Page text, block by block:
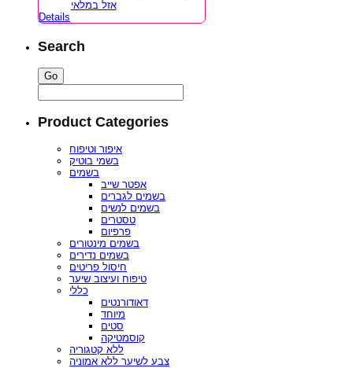
אזל במלאי
Details
Search
Product Categories
איפור וטיפוח
בשמי בוטיק
בשמים
אפטר שייב
בשמים לגברים
בשמים לנשים
טסטרים
פרפיום
בשמים מינטורים
בשמים נדירים
חיסול פריטים
טיפוח ועיצוב שיער
כללי
דאודורנטים
מיוחד
סטים
קוסמטיקה
ללא קטגוריה
צבע לשיער ללא אמוניה